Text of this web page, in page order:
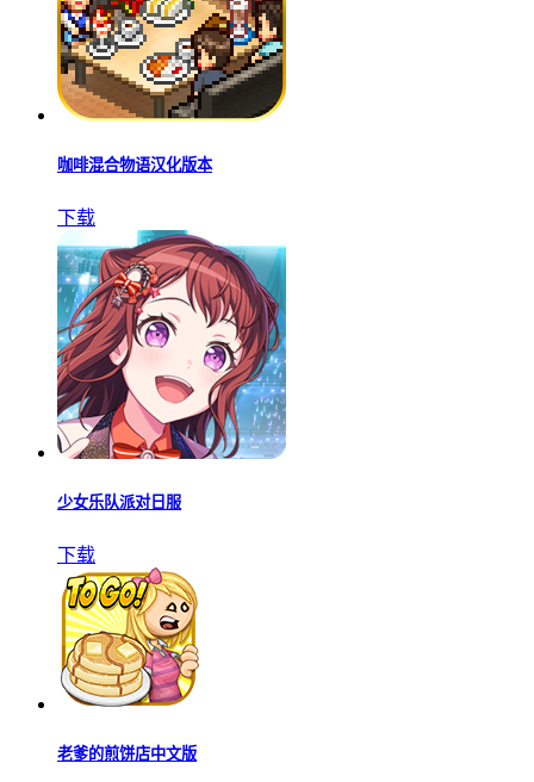
咖啡混合物语汉化版本
下载
少女乐队派对日服
下载
老爹的煎饼店中文版